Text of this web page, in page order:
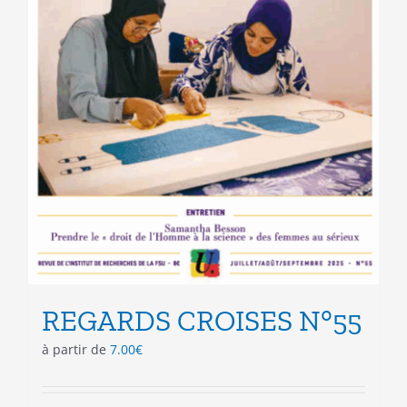
REGARDS CROISES N°55
à partir de 7.00€